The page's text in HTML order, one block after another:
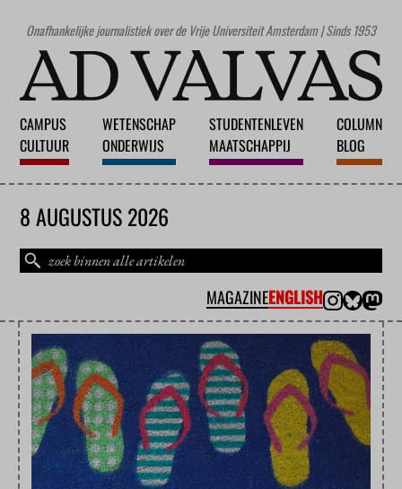
Onafhankelijke journalistiek over de Vrije Universiteit Amsterdam | Sinds 1953
CAMPUS
CULTUUR
WETENSCHAP
ONDERWIJS
STUDENTENLEVEN
MAATSCHAPPIJ
COLUMN
BLOG
8 AUGUSTUS 2026
MAGAZINEENGLISH